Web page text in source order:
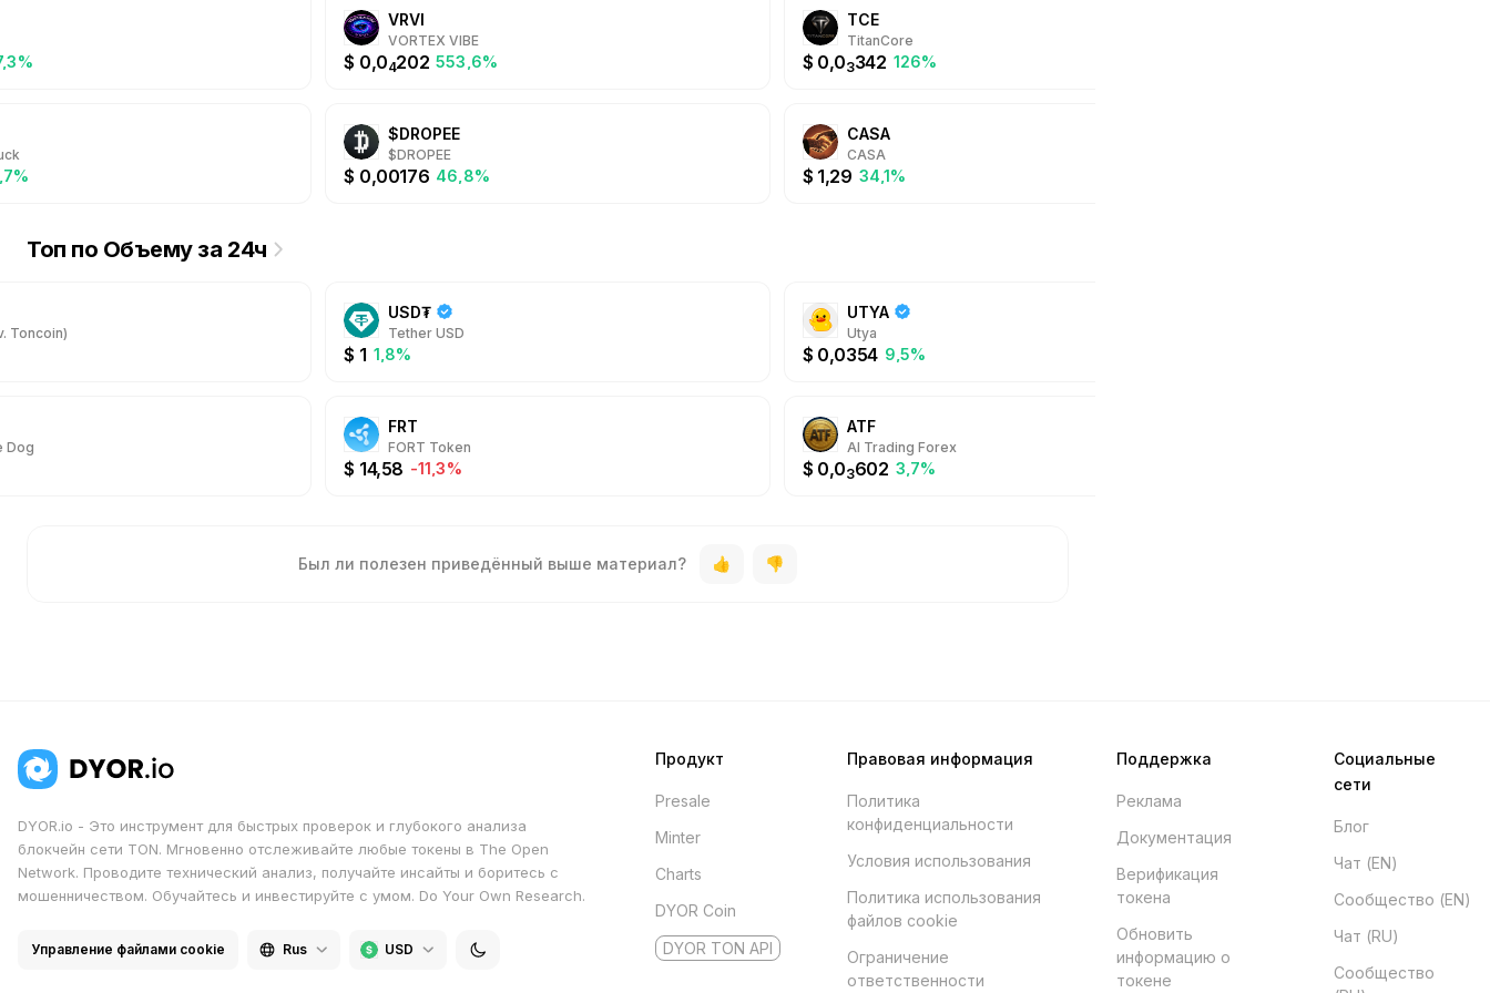
взаимодействия с Telegram-сообществами,
поддержка авторов и рост комьюнити. - P2P
Marketplace: безопасные p2p-сделки. С xRocket
даже оплачивать подписки на каналы — всё через
интерфейс Telegram. Это делает xRocket
настоящим гейм-чейнджером для массового
VRVI
VORTEX VIBE
$ 0,04202 553,6%
TCE
TitanCore
$ 0,03342 126%
$DROPEE
$DROPEE
$ 0,00176 46,8%
CASA
CASA
$ 1,29 34,1%
Топ по Объему за 24ч
Toncoin)
USD₮
Tether USD
$ 1 1,8%
UTYA
Utya
$ 0,0354 9,5%
Dog
FRT
FORT Token
$ 14,58 -11,3%
ATF
AI Trading Forex
$ 0,03602 3,7%
Был ли полезен приведённый выше материал?
DYOR.io - Это инструмент для быстрых проверок и глубокого анализа
блокчейн сети TON. Мгновенно отслеживайте любые токены в The Open
Network. Проводите технический анализ, получайте инсайты и боритесь с
мошенничеством. Обучайтесь и инвестируйте с умом. Do Your Own Research.
Управление файлами cookie Rus USD
Продукт
Presale
Minter
Charts
DYOR Coin
DYOR TON API
Правовая информация
Политика
конфиденциальности
Условия использования
Политика использования
файлов cookie
Ограничение
ответственности
Поддержка
Реклама
Документация
Верификация
токена
Обновить
информацию о
токене
Социальные
сети
Блог
Чат (EN)
Сообщество (EN)
Чат (RU)
Сообщество